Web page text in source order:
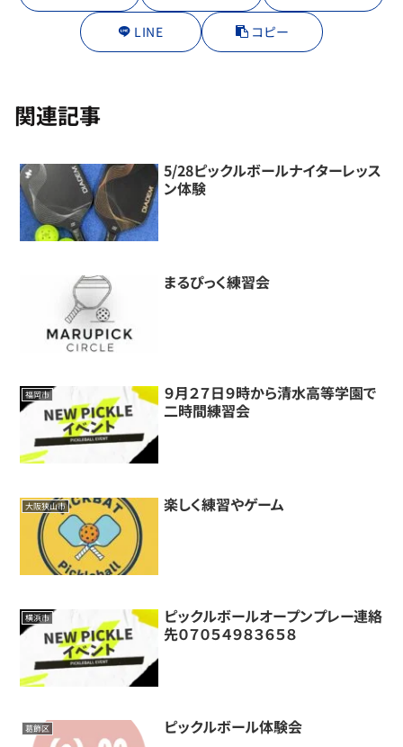
LINE コピー
関連記事
5/28ピックルボールナイターレッス
ン体験
まるぴっく練習会
福岡市
９月２７日９時から清水高等学園で
二時間練習会
大阪狭山市 楽しく練習やゲーム
横浜市
ピックルボールオープンプレー連絡
先０７０５４９８３６５８
葛飾区 ピックルボール体験会